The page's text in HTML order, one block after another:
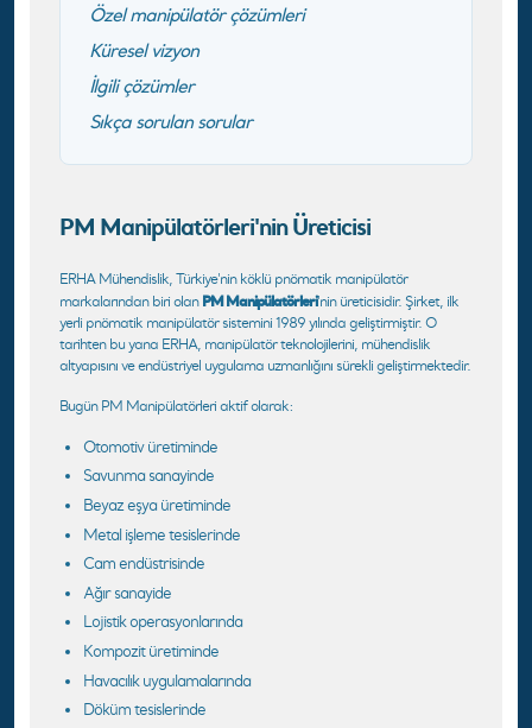
Özel manipülatör çözümleri
Küresel vizyon
İlgili çözümler
Sıkça sorulan sorular
PM Manipülatörleri'nin Üreticisi
ERHA Mühendislik, Türkiye'nin köklü pnömatik manipülatör
markalarından biri olan PM Manipülatörleri'nin üreticisidir. Şirket, ilk
yerli pnömatik manipülatör sistemini 1989 yılında geliştirmiştir. O
tarihten bu yana ERHA, manipülatör teknolojilerini, mühendislik
altyapısını ve endüstriyel uygulama uzmanlığını sürekli geliştirmektedir.
Bugün PM Manipülatörleri aktif olarak:
Otomotiv üretiminde
Savunma sanayinde
Beyaz eşya üretiminde
Metal işleme tesislerinde
Cam endüstrisinde
Ağır sanayide
Lojistik operasyonlarında
Kompozit üretiminde
Havacılık uygulamalarında
Döküm tesislerinde